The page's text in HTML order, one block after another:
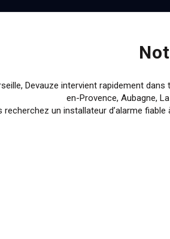
Devauze intervient rapidement
en-Provence, Aubagne,
recherchez un installateur d’alarme